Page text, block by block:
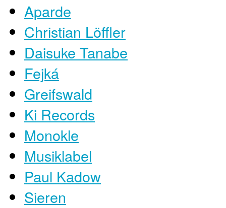
Aparde
Christian Löffler
Daisuke Tanabe
Fejká
Greifswald
Ki Records
Monokle
Musiklabel
Paul Kadow
Sieren